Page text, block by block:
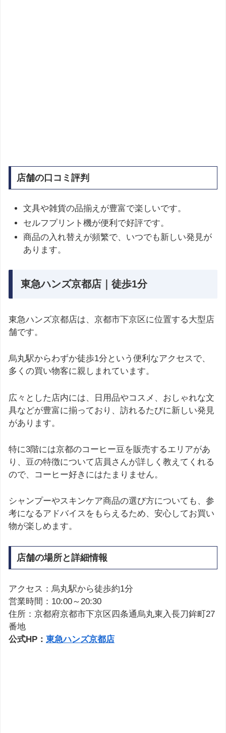
店舗の口コミ評判
文具や雑貨の品揃えが豊富で楽しいです。
セルフプリント機が便利で好評です。
商品の入れ替えが頻繁で、いつでも新しい発見が
あります。
東急ハンズ京都店｜徒歩1分
東急ハンズ京都店は、京都市下京区に位置する大型店
舗です。
烏丸駅からわずか徒歩1分という便利なアクセスで、
多くの買い物客に親しまれています。
広々とした店内には、日用品やコスメ、おしゃれな文
具などが豊富に揃っており、訪れるたびに新しい発見
があります。
特に3階には京都のコーヒー豆を販売するエリアがあ
り、豆の特徴について店員さんが詳しく教えてくれる
ので、コーヒー好きにはたまりません。
シャンプーやスキンケア商品の選び方についても、参
考になるアドバイスをもらえるため、安心してお買い
物が楽しめます。
店舗の場所と詳細情報
アクセス：烏丸駅から徒歩約1分
営業時間：10:00～20:30
住所：京都府京都市下京区四条通烏丸東入長刀鉾町27
番地
公式HP： 東急ハンズ京都店